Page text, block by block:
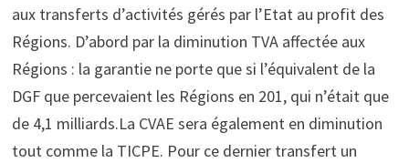
aux transferts d’activités gérés par l’Etat au profit des
Régions. D’abord par la diminution TVA affectée aux
Régions : la garantie ne porte que si l’équivalent de la
DGF que percevaient les Régions en 201, qui n’était que
de 4,1 milliards.La CVAE sera également en diminution
tout comme la TICPE. Pour ce dernier transfert un